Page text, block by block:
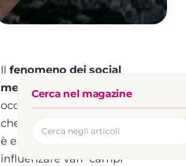
Il fenomeno dei social
mediaè ormai sotto gli
occhi di tutti. L’impatto
che ha creato sulla nostra
è enorme, arrivando ad
influenzare vari campi
Cerca nel magazine